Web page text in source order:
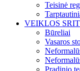
Teisinė
VEIKLOS
Būreliai
Vasaros
Pradinio